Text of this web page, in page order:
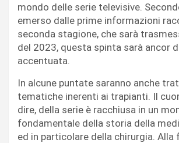
mondo delle serie televisive.
emerso dalle prime informazioni
seconda stagione, che sarà
del 2023, questa spinta sarà ancor
accentuata.
In alcune puntate saranno anche
tematiche inerenti ai trapianti. Il
dire, della serie è racchiusa in un
fondamentale della storia della
ed in particolare della chirurgia. Alla